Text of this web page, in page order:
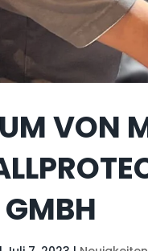
VON